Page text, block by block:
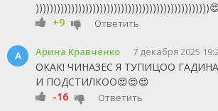
+9
Ответить
А Арина Кравченко 7 декабря 2025
ОКАК! ЧИНАЗЕС Я ТУПИЦОО
И ПОДСТИЛКОО😍😍😍
-16
Ответить